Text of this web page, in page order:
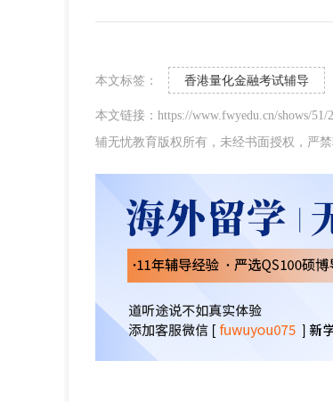
本文标签： 香港量化金融考试辅导
本文链接：https://www.fwyedu.cn/shows/51/
辅无忧教育版权所有，未经书面授权，严禁